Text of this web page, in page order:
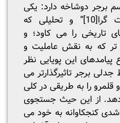
برجر دوشاخه دارد: یکی
گرا[10]
” و تحلیلی که
تاریخی را می کاود؛ و
تر که به نقش عاملیت و
پیامدهای این پویایی نظر
برجر تاثیرگذارتر می
را به طریقی در کلی
از این حیث جستجوی
کنجکاوانه به خود می